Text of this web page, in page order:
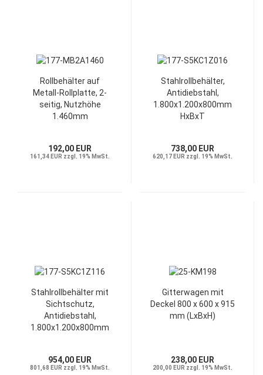
Rollbehälter auf
Metall-Rollplatte, 2-
seitig, Nutzhöhe
1.460mm
192,00 EUR
161,34 EUR zzgl. 19% MwSt.
Stahlrollbehälter,
Antidiebstahl,
1.800x1.200x800mm
HxBxT
738,00 EUR
620,17 EUR zzgl. 19% MwSt.
Stahlrollbehälter mit
Sichtschutz,
Antidiebstahl,
1.800x1.200x800mm
954,00 EUR
801,68 EUR zzgl. 19% MwSt.
Gitterwagen mit
Deckel 800 x 600 x 915
mm (LxBxH)
238,00 EUR
200,00 EUR zzgl. 19% MwSt.